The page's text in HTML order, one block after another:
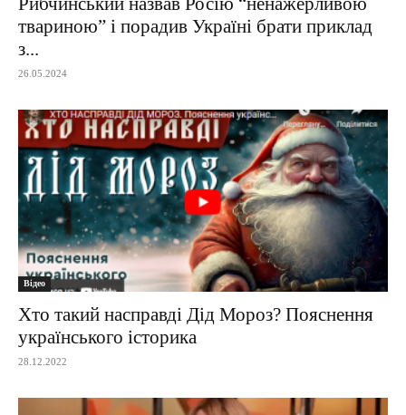
твариною” і порадив Україні брати приклад
з...
26.05.2024
Відео
Хто такий насправді Дід Мороз? Пояснення
українського історика
28.12.2022